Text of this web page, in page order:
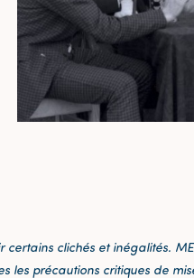
clichés et inégalités.
les précautions critiques de